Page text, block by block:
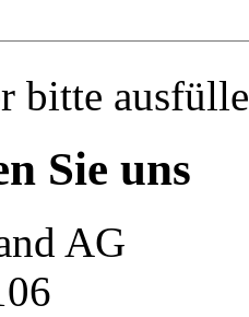
bitte
Sie uns
AG